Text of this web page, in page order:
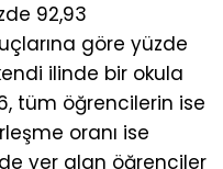
92,93
göre yüzde
ilinde bir okula
tüm öğrencilerin ise
oranı ise
yer alan öğrenciler